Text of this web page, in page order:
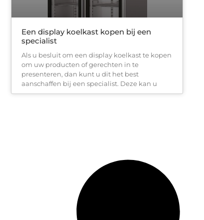
Een display koelkast kopen bij een
specialist
Als u besluit om een display koelkast te kopen
om uw producten of gerechten in te
presenteren, dan kunt u dit het best
aanschaffen bij een specialist. Deze kan u